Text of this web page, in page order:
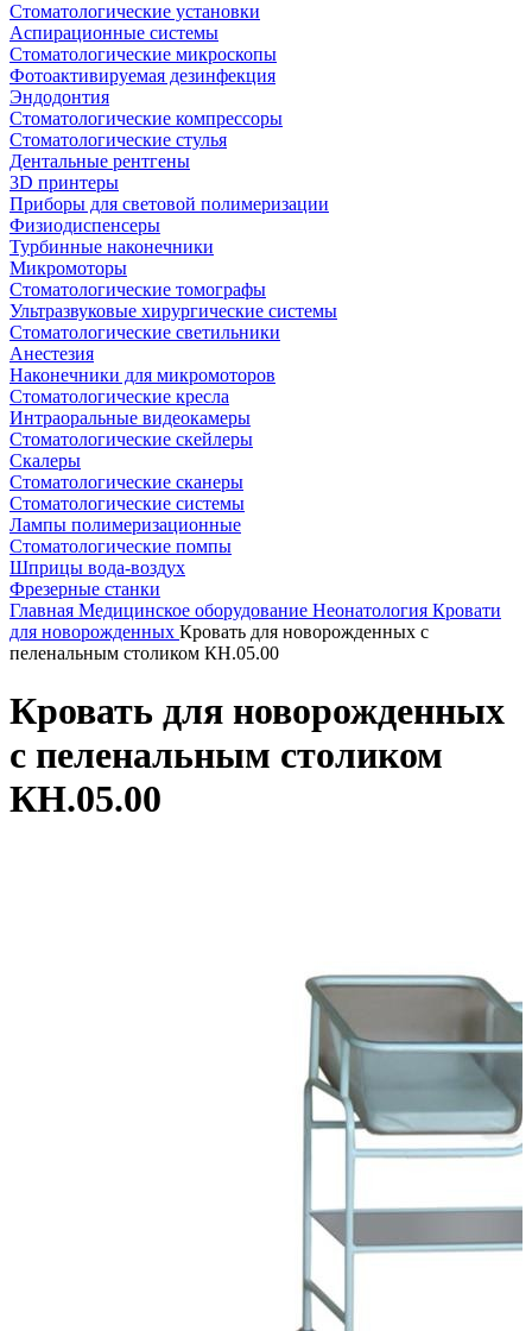
Стоматологические установки
Аспирационные системы
Стоматологические микроскопы
Фотоактивируемая дезинфекция
Эндодонтия
Стоматологические компрессоры
Стоматологические стулья
Дентальные рентгены
3D принтеры
Приборы для световой полимеризации
Физиодиспенсеры
Турбинные наконечники
Микромоторы
Стоматологические томографы
Ультразвуковые хирургические системы
Стоматологические светильники
Анестезия
Наконечники для микромоторов
Стоматологические кресла
Интраоральные видеокамеры
Стоматологические скейлеры
Скалеры
Стоматологические сканеры
Стоматологические системы
Лампы полимеризационные
Стоматологические помпы
Шприцы вода-воздух
Фрезерные станки
Главная Медицинское оборудование Неонатология Кровати
для новорожденных Кровать для новорожденных с
пеленальным столиком КН.05.00
Кровать для новорожденных
с пеленальным столиком
КН.05.00